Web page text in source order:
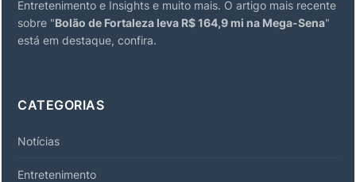
Entretenimento e Insights e muito mais. O artigo mais recente
sobre "Bolão de Fortaleza leva R$ 164,9 mi na Mega-Sena"
está em destaque, confira.
CATEGORIAS
Notícias
Entretenimento